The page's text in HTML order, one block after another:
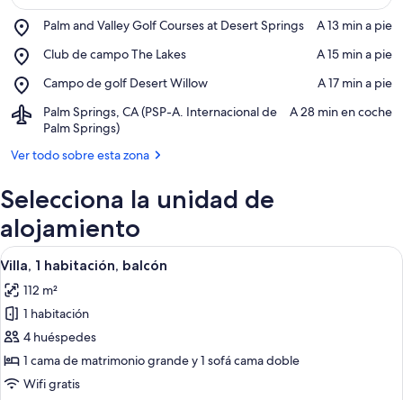
Palm and Valley Golf Courses at Desert Springs
Place,
and
Golf
Courses
at
Desert
Springs
‪A 13 min a pie‬
Club de campo The Lakes
Place,
de
The
Lakes
‪A 15 min a pie‬
Campo de golf Desert Willow
Place,
de
golf
Desert
Willow
‪A 17 min a pie‬
Palm Springs, CA (PSP-A. Internacional de
Palm Springs)
Airport,
Palm
CA
A.
Internacional
de
Palm
Springs)
‪A 28 min en coche‬
Ver todo sobre esta zona
Selecciona la unidad de
alojamiento
Abrir
todas
las
fotos
de
Villa,
1
Una habitación de hotel moderna
7
Villa, 1 habitación, balcón
112 m²
1 habitación
4 huéspedes
1 cama de matrimonio grande y 1 sofá cama doble
Wifi gratis